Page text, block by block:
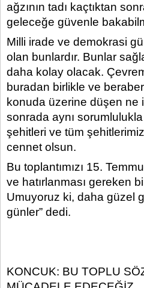
ağzının tadı kaçtıktan
geleceğe güvenle
Milli irade ve demokrasi
olan bunlardır. Bunlar
daha kolay olacak.
buradan birlikle ve
konuda üzerine düşen ne
sonrada aynı
şehitleri ve tüm
cennet olsun.
Bu toplantımızı 15.
ve hatırlanması gereken
Umuyoruz ki, daha güzel
günler” dedi.
KONCUK: BU TOPLU